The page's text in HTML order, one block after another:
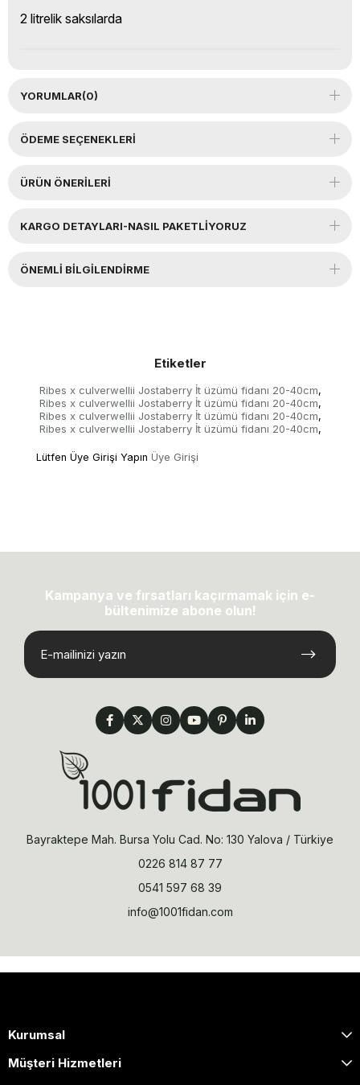
2 litrelik saksılarda
YORUMLAR(0)
ÖDEME SEÇENEKLERI
ÜRÜN ÖNERILERI
KARGO DETAYLARI-NASIL PAKETLİYORUZ
ÖNEMLI BILGILENDIRME
Etiketler
Ribes x culverwellii Jostaberry İt üzümü fidanı 20-40cm,
Ribes x culverwellii Jostaberry İt üzümü fidanı 20-40cm,
Ribes x culverwellii Jostaberry İt üzümü fidanı 20-40cm,
Ribes x culverwellii Jostaberry İt üzümü fidanı 20-40cm,
Lütfen Üye Girişi Yapın Üye Girişi
Kampanya ve fırsatları kaçırmamak için e-
bültenimize abone olun!
Bayraktepe Mah. Bursa Yolu Cad. No: 130 Yalova / Türkiye
0226 814 87 77
0541 597 68 39
info@1001fidan.com
Kurumsal
Müşteri Hizmetleri